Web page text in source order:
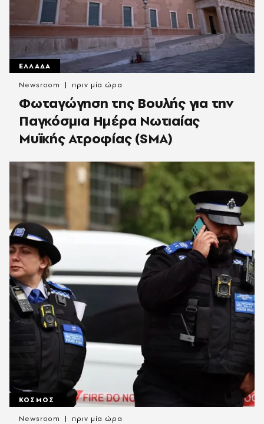
ΕΛΛΑΔΑ
Φωταγώγηση της Βουλής για την
Παγκόσμια Ημέρα Νωτιαίας
Μυϊκής Ατροφίας (SMA)
Newsroom πριν μία ώρα
ΚΟΣΜΟΣ
Newsroom πριν μία ώρα